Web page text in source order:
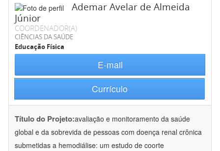
Ademar Avelar de Almeida
Júnior
COORDENADOR(A)
CIÊNCIAS DA SAÚDE
Educação Física
E-mail
Currículo
Título do Projeto:avaliação e monitoramento da saúde
global e da sobrevida de pessoas com doença renal crônica
submetidas a hemodiálise: um estudo de coorte